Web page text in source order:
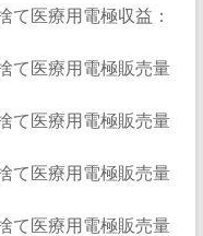
て医療用電極収益：
て医療用電極販売量
て医療用電極販売量
て医療用電極販売量
て医療用電極販売量